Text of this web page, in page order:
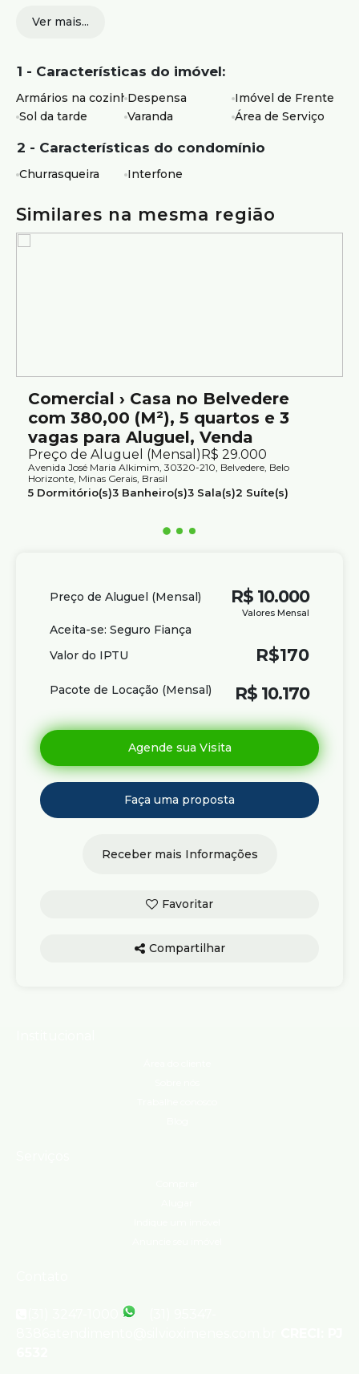
exposição.
2 salas amplas
6 banheiros, incluindo vestiário
Área externa com churrasqueira e cascata
Estrutura versátil para uso comercial ou residencial
Proprietário flexível para adaptações no imóvel,
estratégica de Belo Horizonte.
Agende sua visita ou entre em contato para mais
informações.
Atendimento com segurança e credibilidade pela Silvio
Ximenes Imobiliária, referência em Belo Horizonte, com
mais de 75 anos de tradição no mercado.
Ver mais...
1 - Características do imóvel:
Armários na cozinhaDespensa
Imóvel de Frente
Sol da tarde
Varanda Área de Serviço
2 - Características do condomínio
Churrasqueira Interfone
Similares na mesma região
Comercial › Casa no Belvedere
com 380,00 (M²), 5 quartos e 3
vagas para Aluguel, Venda
R$ 29.000
Preço de Aluguel (Mensal)
Avenida José Maria Alkimim, 30320-210, Belvedere, Belo
Horizonte, Minas Gerais, Brasil
5 Dormitório(s)3 Banheiro(s)3 Sala(s)2 Suíte(s)
R$ 10.000
Preço de Aluguel (Mensal)
Valores Mensal
Aceita-se: Seguro Fiança
Valor do IPTU
R$170
R$ 10.170
Pacote de Locação (Mensal)
Compartilhar